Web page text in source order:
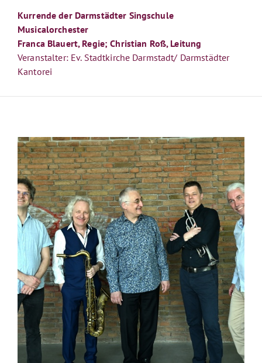
Kurrende der Darmstädter Singschule
Musicalorchester
Franca Blauert, Regie; Christian Roß, Leitung
Veranstalter: Ev. Stadtkirche Darmstadt/ Darmstädter
Kantorei